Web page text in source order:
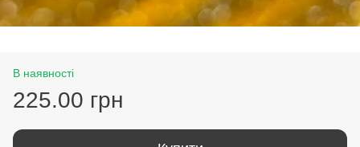
В наявності
225.00 грн